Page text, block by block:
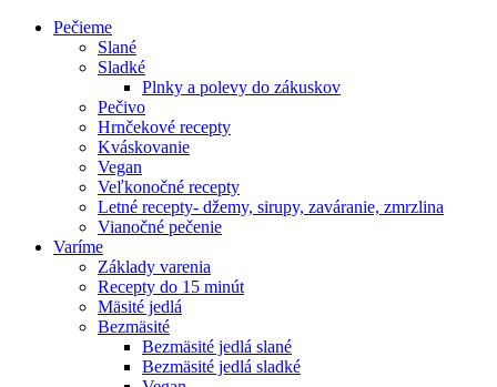
Pečieme
Slané
Sladké
Plnky a polevy do zákuskov
Pečivo
Hrnčekové recepty
Kváskovanie
Vegan
Veľkonočné recepty
Letné recepty- džemy, sirupy, zaváranie, zmrzlina
Vianočné pečenie
Varíme
Základy varenia
Recepty do 15 minút
Mäsité jedlá
Bezmäsité
Bezmäsité jedlá slané
Bezmäsité jedlá sladké